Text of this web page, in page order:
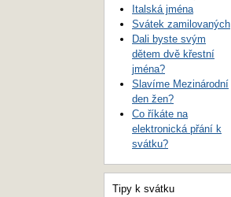
Italská jména
Svátek zamilovaných
Dali byste svým
dětem dvě křestní
jména?
Slavíme Mezinárodní
den žen?
Co říkáte na
elektronická přání k
svátku?
Tipy k svátku